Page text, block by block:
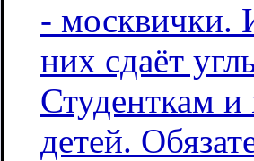
- москвички.
них сдаёт
Студенткам
детей.